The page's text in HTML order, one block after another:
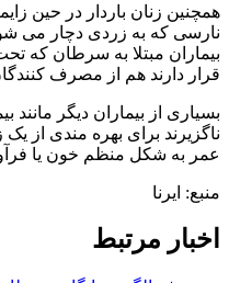
همچنین زنان باردار در حین
نارسی که به زردی دچار می
بیماران مبتلا به سرطان که
قرار دارند هم از مصرف
بسیاری از بیماران دیگر مانند
ناگزیرند برای بهره مندی از
عمر به شکل منظم خون یا
منبع: ایرنا
اخبار مرتبط